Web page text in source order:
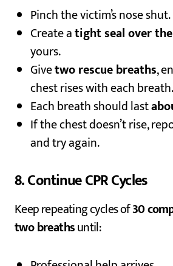
Pinch the victim’s nose shut.
Create atight seal over
yours.
Givetwo rescue breaths,
chest rises with each breath.
Each breath should last
If the chest doesn’t rise,
and try again.
8. Continue CPR Cycles
Keep repeating cycles of30
two breathsuntil: